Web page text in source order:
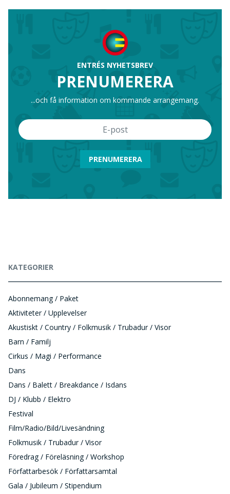
ENTRÉS NYHETSBREV
PRENUMERERA
...och få information om kommande arrangemang.
PRENUMERERA
KATEGORIER
Abonnemang / Paket
Aktiviteter / Upplevelser
Akustiskt / Country / Folkmusik / Trubadur / Visor
Barn / Familj
Cirkus / Magi / Performance
Dans
Dans / Balett / Breakdance / Isdans
DJ / Klubb / Elektro
Festival
Film/Radio/Bild/Livesändning
Folkmusik / Trubadur / Visor
Föredrag / Föreläsning / Workshop
Författarbesök / Författarsamtal
Gala / Jubileum / Stipendium